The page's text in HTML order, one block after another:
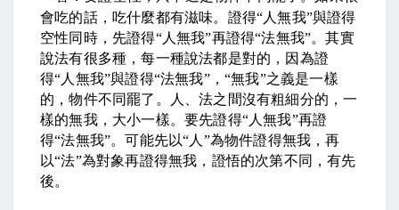
會吃的話，吃什麼都有滋味。證得“人無我”與證得
空性同時，先證得“人無我”再證得“法無我”。其實
說法有很多種，每一種說法都是對的，因為證
得“人無我”與證得“法無我”，“無我”之義是一樣
的，物件不同罷了。人、法之間沒有粗細分的，一
樣的無我，大小一樣。要先證得“人無我”再證
得“法無我”。可能先以“人 ”為物件證得無我，再
以“法”為對象再證得無我，證悟的次第不同，有先
後。